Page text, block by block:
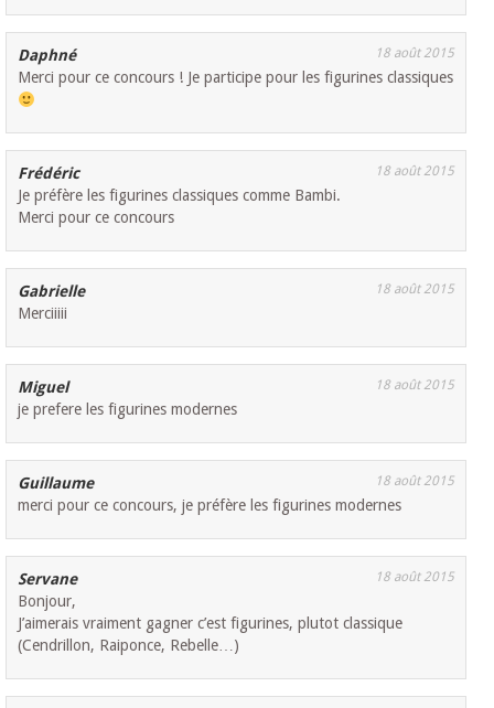
Daphné 18 août 2015
Merci pour ce concours ! Je participe pour les figurines classiques
Frédéric 18 août 2015
Je préfère les figurines classiques comme Bambi.
Merci pour ce concours
Gabrielle 18 août 2015
Merciiiii
Miguel 18 août 2015
je prefere les figurines modernes
Guillaume 18 août 2015
merci pour ce concours, je préfère les figurines modernes
Servane 18 août 2015
Bonjour,
J’aimerais vraiment gagner c’est figurines, plutot classique
(Cendrillon, Raiponce, Rebelle…)